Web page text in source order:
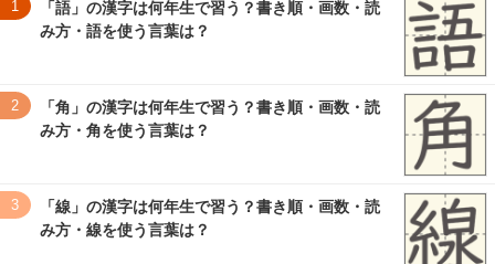
1
「語」の漢字は何年生で習う？書き順・画数・読
み方・語を使う言葉は？
2
「角」の漢字は何年生で習う？書き順・画数・読
み方・角を使う言葉は？
3
「線」の漢字は何年生で習う？書き順・画数・読
み方・線を使う言葉は？